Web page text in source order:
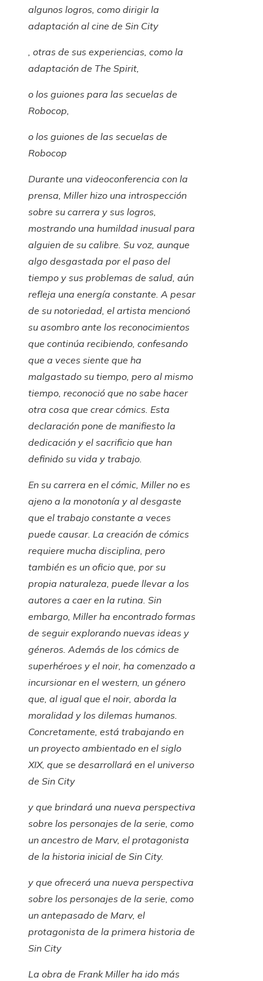
algunos logros, como dirigir la
adaptación al cine de Sin City
, otras de sus experiencias, como la
adaptación de The Spirit,
o los guiones para las secuelas de
Robocop,
o los guiones de las secuelas de
Robocop
Durante una videoconferencia con la
prensa, Miller hizo una introspección
sobre su carrera y sus logros,
mostrando una humildad inusual para
alguien de su calibre. Su voz, aunque
algo desgastada por el paso del
tiempo y sus problemas de salud, aún
refleja una energía constante. A pesar
de su notoriedad, el artista mencionó
su asombro ante los reconocimientos
que continúa recibiendo, confesando
que a veces siente que ha
malgastado su tiempo, pero al mismo
tiempo, reconoció que no sabe hacer
otra cosa que crear cómics. Esta
declaración pone de manifiesto la
dedicación y el sacrificio que han
definido su vida y trabajo.
En su carrera en el cómic, Miller no es
ajeno a la monotonía y al desgaste
que el trabajo constante a veces
puede causar. La creación de cómics
requiere mucha disciplina, pero
también es un oficio que, por su
propia naturaleza, puede llevar a los
autores a caer en la rutina. Sin
embargo, Miller ha encontrado formas
de seguir explorando nuevas ideas y
géneros. Además de los cómics de
superhéroes y el noir, ha comenzado a
incursionar en el western, un género
que, al igual que el noir, aborda la
moralidad y los dilemas humanos.
Concretamente, está trabajando en
un proyecto ambientado en el siglo
XIX, que se desarrollará en el universo
de Sin City
y que brindará una nueva perspectiva
sobre los personajes de la serie, como
un ancestro de Marv, el protagonista
de la historia inicial de Sin City.
y que ofrecerá una nueva perspectiva
sobre los personajes de la serie, como
un antepasado de Marv, el
protagonista de la primera historia de
Sin City
La obra de Frank Miller ha ido más